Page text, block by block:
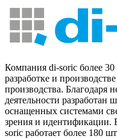
Компания di-soric более 30
разработке и
производства. Благодаря
деятельности разработан
оснащенных системами
зрения и идентификации.
soric работает более 180